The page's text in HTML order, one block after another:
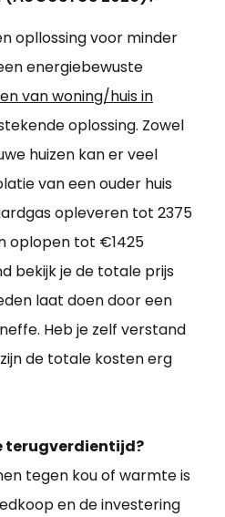
opllossing voor minder
energiebewuste
van woning/huis in
oplossing. Zowel
huizen kan er veel
van een ouder huis
opleveren tot 2375
oplopen tot €1425
bekijk je de totale prijs
laat doen door een
Heb je zelf verstand
de totale kosten erg
terugverdientijd?
tegen kou of warmte is
en de investering